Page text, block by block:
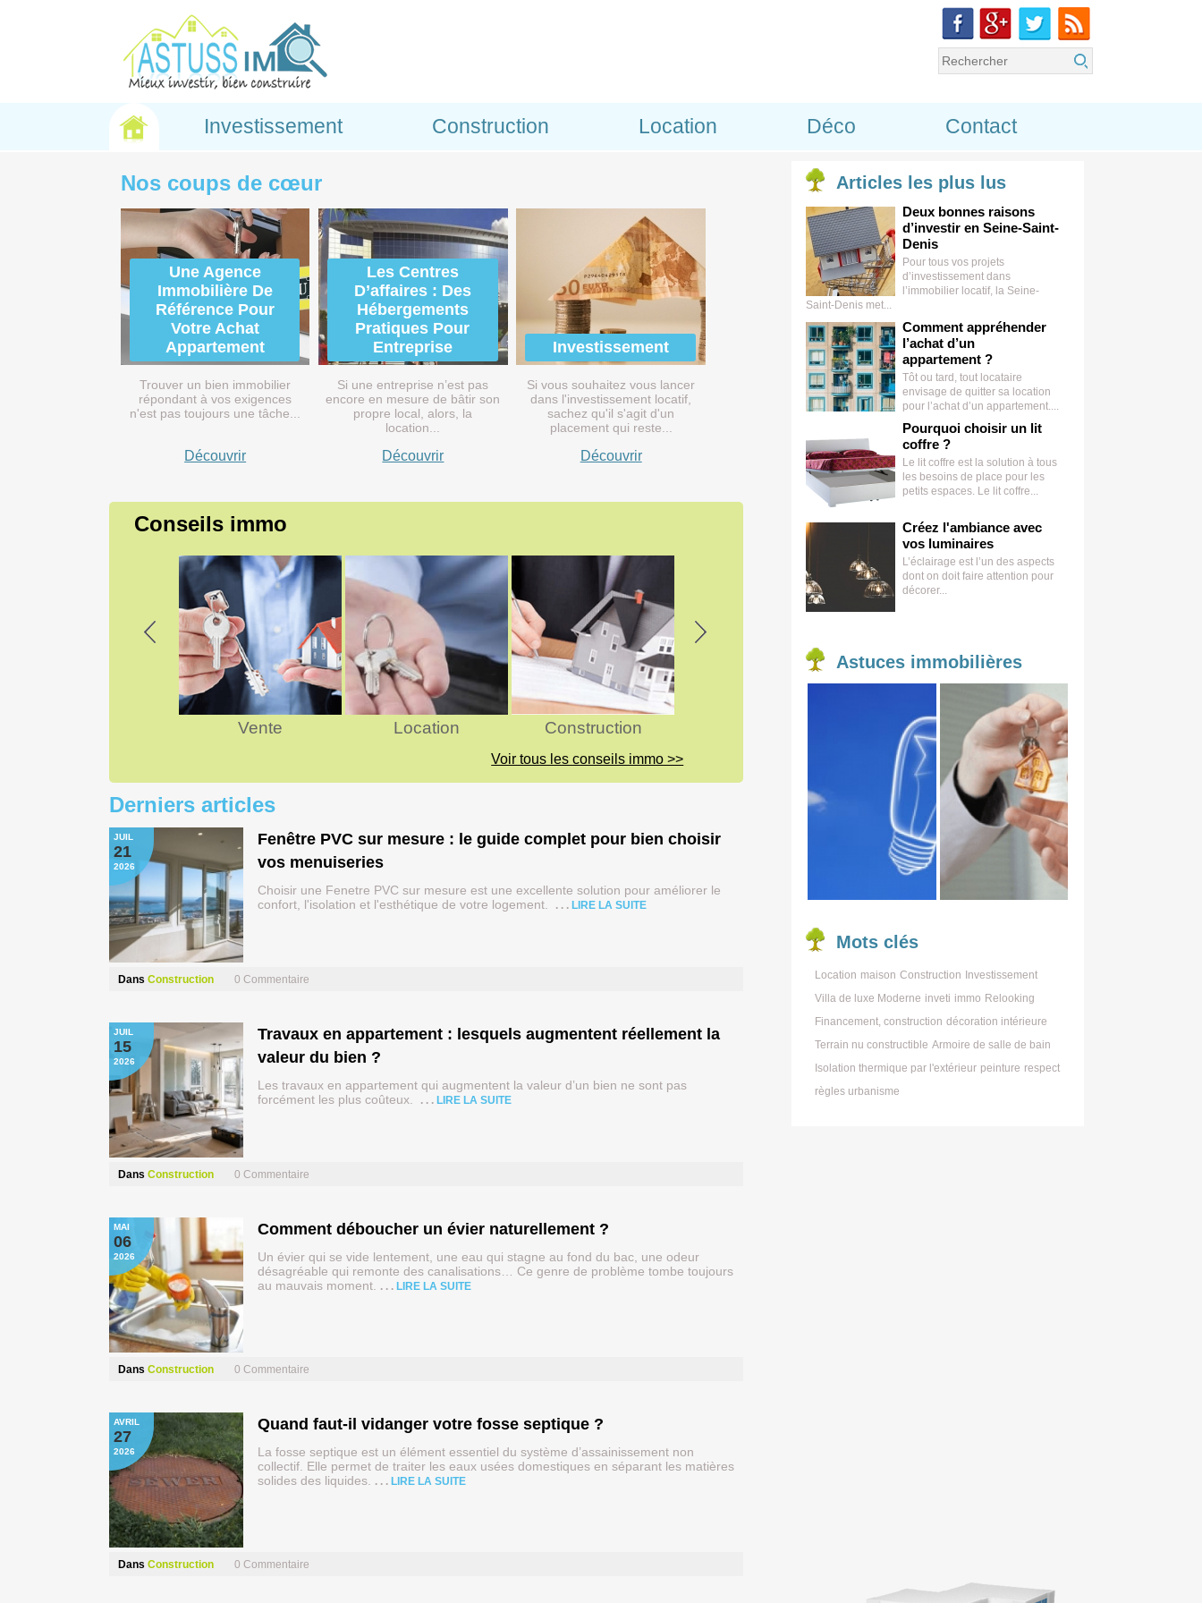
Investissement Construction Location Déco Contact
Nos coups de cœur
Une Agence
Immobilière De
Référence Pour
Votre Achat
Appartement
Trouver un bien immobilier
répondant à vos exigences
n'est pas toujours une tâche...
Découvrir
Les Centres
D’affaires : Des
Hébergements
Pratiques Pour
Entreprise
Si une entreprise n’est pas
encore en mesure de bâtir son
propre local, alors, la
location...
Découvrir
Investissement
Si vous souhaitez vous lancer
dans l'investissement locatif,
sachez qu'il s'agit d'un
placement qui reste...
Découvrir
Conseils immo
Vente Location Construction Achat
Previous Next
Voir tous les conseils immo >>
Derniers articles
JUIL
21
2026
Fenêtre PVC sur mesure : le guide complet pour bien choisir
vos menuiseries
Choisir une Fenetre PVC sur mesure est une excellente solution pour améliorer le
confort, l'isolation et l'esthétique de votre logement.
LIRE LA SUITE
Dans Construction 0 Commentaire
JUIL
15
2026
Travaux en appartement : lesquels augmentent réellement la
valeur du bien ?
Les travaux en appartement qui augmentent la valeur d’un bien ne sont pas
forcément les plus coûteux.
LIRE LA SUITE
Dans Construction 0 Commentaire
MAI
06
2026
Comment déboucher un évier naturellement ?
Un évier qui se vide lentement, une eau qui stagne au fond du bac, une odeur
désagréable qui remonte des canalisations… Ce genre de problème tombe toujours
au mauvais moment.
LIRE LA SUITE
Dans Construction 0 Commentaire
AVRIL
27
2026
Quand faut-il vidanger votre fosse septique ?
La fosse septique est un élément essentiel du système d’assainissement non
collectif. Elle permet de traiter les eaux usées domestiques en séparant les matières
solides des liquides.
LIRE LA SUITE
Dans Construction 0 Commentaire
Articles les plus lus
Deux bonnes raisons
d’investir en Seine-Saint-
Denis
Pour tous vos projets
d’investissement dans
l’immobilier locatif, la Seine-
Saint-Denis met...
Comment appréhender
l’achat d’un
appartement ?
Tôt ou tard, tout locataire
envisage de quitter sa location
pour l’achat d’un appartement....
Pourquoi choisir un lit
coffre ?
Le lit coffre est la solution à tous
les besoins de place pour les
petits espaces. Le lit coffre...
Créez l'ambiance avec
vos luminaires
L’éclairage est l’un des aspects
dont on doit faire attention pour
décorer...
Astuces immobilières
Mots clés
Location maison Construction
Investissement
Villa de luxe Moderne inveti immo Relooking
Financement, construction décoration intérieure
Terrain nu constructible Armoire de salle de bain
Isolation thermique par l'extérieur peinture respect
règles urbanisme